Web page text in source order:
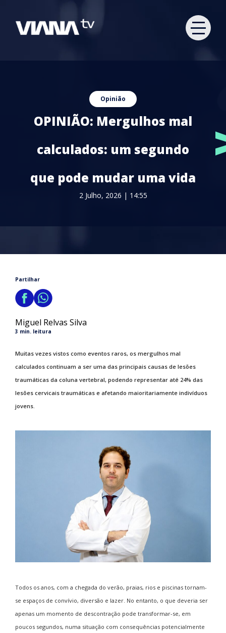
Opinião
OPINIÃO: Mergulhos mal
calculados: um segundo
que pode mudar uma vida
2 Julho, 2026 | 14:55
Partilhar
Miguel Relvas Silva
3 min. leitura
Muitas vezes vistos como eventos raros, os mergulhos mal
calculados continuam a ser uma das principais causas de lesões
traumáticas da coluna vertebral, podendo representar até 24% das
lesões cervicais traumáticas e afetando maioritariamente indivíduos
jovens.
Todos os anos, com a chegada do verão, praias, rios e piscinas tornam-
se espaços de convívio, diversão e lazer. No entanto, o que deveria ser
apenas um momento de descontração pode transformar-se, em
poucos segundos, numa situação com consequências potencialmente